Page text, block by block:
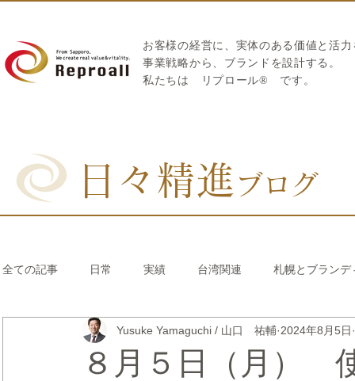
お客様の経営に、実体のある価値と活
​事業戦略から、ブランドを設計する。
私たちは
リプロール® です。
日々精進 ブログ
全ての記事 日常 実績 台湾関連 札幌とブランデ
リブランディング® さとうきび繊維のストロー 中国
８月５日（月）
Yusuke Yamaguchi / 山口 祐輔 2024年8月5日